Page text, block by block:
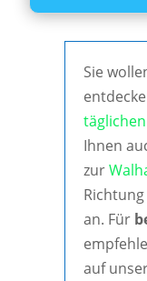
Sie
Ihnen
zur
Richtung
an. Für
auf